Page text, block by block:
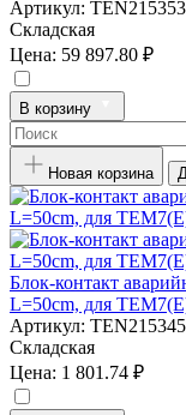
Артикул: TEN215353
Складская
Цена: 59 897.80 ₽
В корзину
Новая корзина
Блок-контакт
L=50cm, для
Артикул: TEN215345
Складская
Цена: 1 801.74 ₽